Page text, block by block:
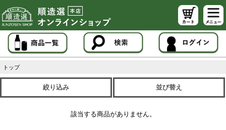
トップ
絞り込み 並び替え
該当する商品がありません。